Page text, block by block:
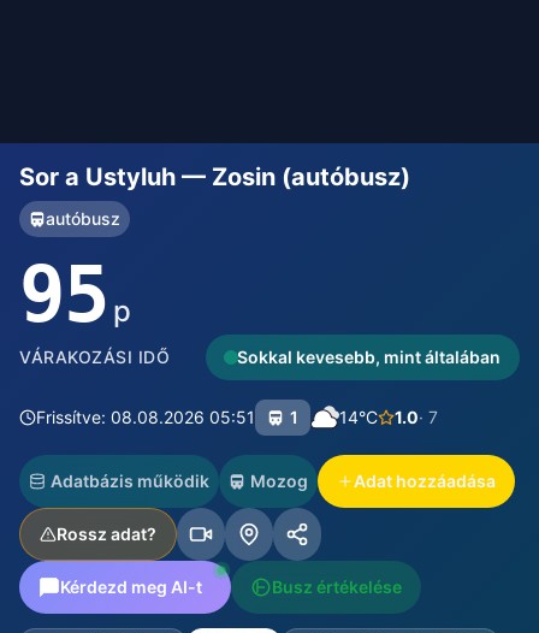
Sor a Ustyluh — Zosin (autóbusz)
autóbusz
95 p
VÁRAKOZÁSI IDŐ Sokkal kevesebb, mint általában
Frissítve: 08.08.2026 05:51 1 14°C 1.0· 7
Adatbázis működik Mozog Adat hozzáadása
Rossz adat?
Kérdezd meg AI-t Busz értékelése